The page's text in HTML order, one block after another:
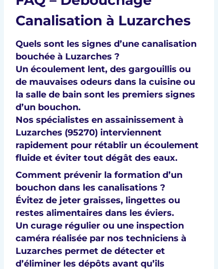
Canalisation à Luzarches
Quels sont les signes d’une canalisation
bouchée à Luzarches ?
Un écoulement lent, des gargouillis ou
de mauvaises odeurs dans la cuisine ou
la salle de bain sont les premiers signes
d’un bouchon.
Nos spécialistes en assainissement à
Luzarches (95270) interviennent
rapidement pour rétablir un écoulement
fluide et éviter tout dégât des eaux.
Comment prévenir la formation d’un
bouchon dans les canalisations ?
Évitez de jeter graisses, lingettes ou
restes alimentaires dans les éviers.
Un curage régulier ou une inspection
caméra réalisée par nos techniciens à
Luzarches permet de détecter et
d’éliminer les dépôts avant qu’ils